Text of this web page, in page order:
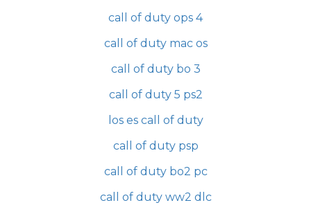
call of duty ops 4
call of duty mac os
call of duty bo 3
call of duty 5 ps2
los es call of duty
call of duty psp
call of duty bo2 pc
call of duty ww2 dlc